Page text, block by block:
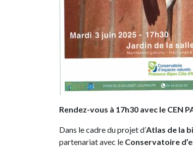
Rendez-vous à 17h30 avec le CEN
Dans le cadre du projet d’Atlas de la
partenariat avec le Conservatoire